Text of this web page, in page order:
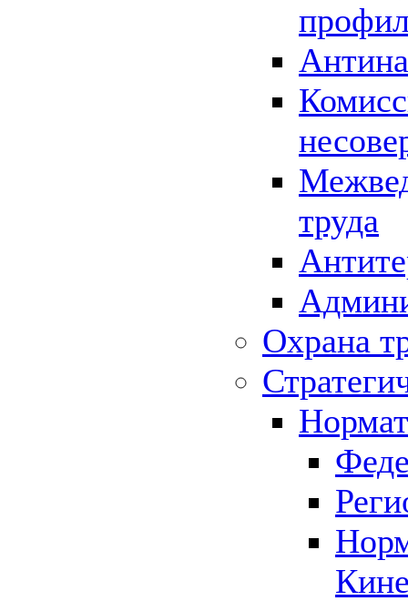
труда
Охрана